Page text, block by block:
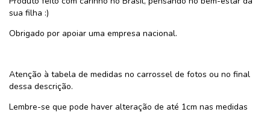
sua filha :)
Obrigado por apoiar uma empresa nacional.
Atenção à tabela de medidas no carrossel de fotos ou no final
dessa descrição.
Lembre-se que pode haver alteração de até 1cm nas medidas